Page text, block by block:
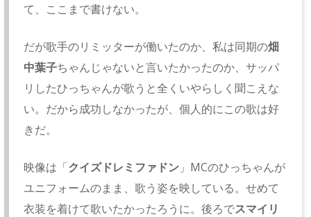
て、ここまで書けない。
だが歌手のリミッターが働いたのか、私は同期の畑
中葉子ちゃんじゃないと言いたかったのか、サッパ
リしたひっちゃんが歌うと全くいやらしく聞こえな
い。だから成功しなかったが、個人的にこの歌は好
きだ。
映像は「クイズドレミファドン 」MCのひっちゃんが
ユニフォームのまま、歌う姿を映している。せめて
衣装を着けて歌いたかったろうに。後ろでスマイリ